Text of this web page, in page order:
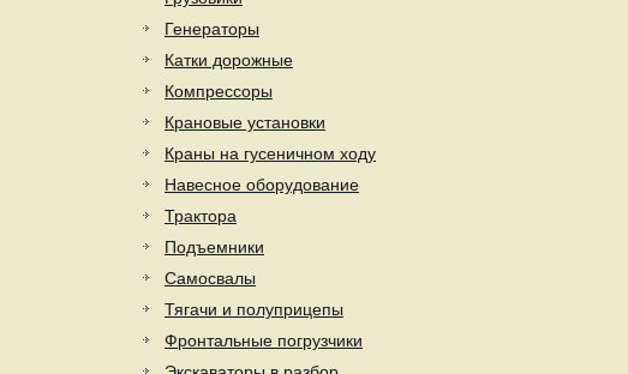
Генераторы
Катки дорожные
Компрессоры
Крановые установки
Краны на гусеничном ходу
Навесное оборудование
Трактора
Подъемники
Самосвалы
Тягачи и полуприцепы
Фронтальные погрузчики